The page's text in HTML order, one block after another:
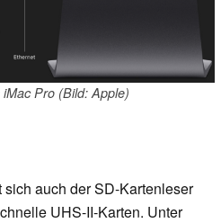
Pro (Bild: Apple)
auch der SD-Kartenleser
UHS-II-Karten. Unter